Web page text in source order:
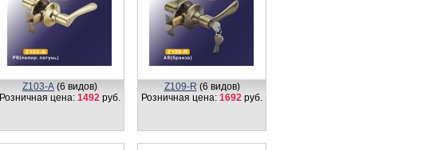
Z103-А (6 видов)
Розничная цена: 1492 руб.
Z109-R (6 видов)
Розничная цена: 1692 руб.